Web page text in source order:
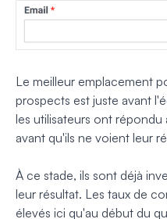
Le meilleur emplacement
prospects est juste avant
les utilisateurs ont répondu
avant qu'ils ne voient leur
À ce stade, ils sont déjà
leur résultat. Les taux de
élevés ici qu'au début du